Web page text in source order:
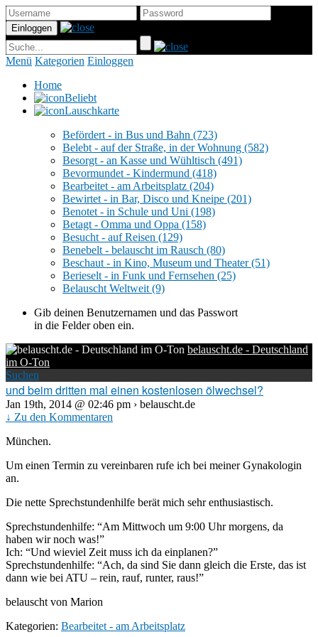
Menü Kategorien Einloggen
Home
Beliebt
Lauschkarte
Befördert - in Bus und Bahn (723)
Belebt - auf der Straße, in der Wohnung (582)
Besorgt - an Kasse und Wühltisch (491)
Bevormundet - Kindermund (418)
Bearbeitet - am Arbeitsplatz (204)
Bewirtet - in Bar, Disco und Kneipe (201)
Benotet - in Schule und Uni (198)
Betagt - Omma und Oppa (158)
Besucht - auf Reisen (129)
Benebelt - belauscht im Rausch (80)
Beschaut - in Kino, Museum und Theater(51)
Berieselt - in Funk und Fernsehen (25)
Belauscht Weltweit (9)
Gib deinen Benutzernamen und das Passwort
in die Felder oben ein.
belauscht.de - Deutschland
im O-Ton
Suchen
und beim dritten mal einen kostenlosen ölwechsel?
Jan 19th, 2014 @ 02:46 pm › belauscht.de
↓ Zu den Kommentaren
München.
Um einen Termin zu vereinbaren rufe ich bei meiner Gynakologin
an.
Die nette Sprechstundenhilfe berät mich sehr enthusiastisch.
Sprechstundenhilfe: “Am Mittwoch um 9:00 Uhr morgens, da
haben wir noch was!”
Ich: “Und wieviel Zeit muss ich da einplanen?”
Sprechstundenhilfe: “Ach, da sind Sie dann gleich die Erste, das ist
dann wie bei ATU – rein, rauf, runter, raus!”
belauscht von Marion
Kategorien: Bearbeitet - am Arbeitsplatz